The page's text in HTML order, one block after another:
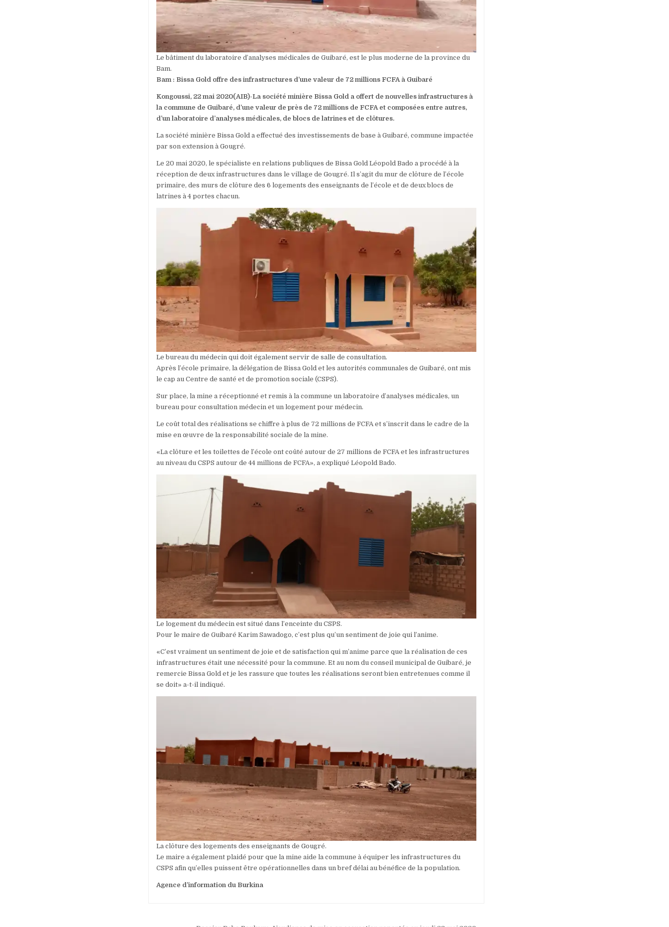
Le bâtiment du laboratoire d’analyses médicales de Guibaré, est le plus moderne de la province du
Bam.
Bam : Bissa Gold offre des infrastructures d’une valeur de 72 millions FCFA à Guibaré
Kongoussi, 22 mai 2020(AIB)-La société minière Bissa Gold a offert de nouvelles infrastructures à
la commune de Guibaré, d’une valeur de près de 72 millions de FCFA et composées entre autres,
d’un laboratoire d’analyses médicales, de blocs de latrines et de clôtures.
La société minière Bissa Gold a effectué des investissements de base à Guibaré, commune impactée
par son extension à Gougré.
Le 20 mai 2020, le spécialiste en relations publiques de Bissa Gold Léopold Bado a procédé à la
réception de deux infrastructures dans le village de Gougré. Il s’agit du mur de clôture de l’école
primaire, des murs de clôture des 6 logements des enseignants de l’école et de deux blocs de
latrines à 4 portes chacun.
Le bureau du médecin qui doit également servir de salle de consultation.
Après l’école primaire, la délégation de Bissa Gold et les autorités communales de Guibaré, ont mis
le cap au Centre de santé et de promotion sociale (CSPS).
Sur place, la mine a réceptionné et remis à la commune un laboratoire d’analyses médicales, un
bureau pour consultation médecin et un logement pour médecin.
Le coût total des réalisations se chiffre à plus de 72 millions de FCFA et s’inscrit dans le cadre de la
mise en œuvre de la responsabilité sociale de la mine.
«La clôture et les toilettes de l’école ont coûté autour de 27 millions de FCFA et les infrastructures
au niveau du CSPS autour de 44 millions de FCFA», a expliqué Léopold Bado.
Le logement du médecin est situé dans l’enceinte du CSPS.
Pour le maire de Guibaré Karim Sawadogo, c’est plus qu’un sentiment de joie qui l’anime.
«C’est vraiment un sentiment de joie et de satisfaction qui m’anime parce que la réalisation de ces
infrastructures était une nécessité pour la commune. Et au nom du conseil municipal de Guibaré, je
remercie Bissa Gold et je les rassure que toutes les réalisations seront bien entretenues comme il
se doit» a-t-il indiqué.
La clôture des logements des enseignants de Gougré.
Le maire a également plaidé pour que la mine aide la commune à équiper les infrastructures du
CSPS afin qu’elles puissent être opérationnelles dans un bref délai au bénéfice de la population.
Agence d’information du Burkina